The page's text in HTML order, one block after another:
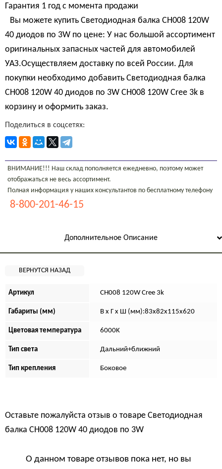
Гарантия 1 год с момента продажи
Вы можете купить Светодиодная балка CH008 120W
40 диодов по 3W по цене: У нас большой ассортимент
оригинальных запасных частей для автомобилей
УАЗ.Осуществляем доставку по всей России. Для
покупки необходимо добавить Светодиодная балка
CH008 120W 40 диодов по 3W CH008 120W Cree 3k в
корзину и оформить заказ.
Поделиться в соцсетях:
ВНИМАНИЕ!!! Наш склад пополняется ежедневно, поэтому может
отображаться не весь ассортимент.
Полная информация у наших консультантов по бесплатному телефону
8-800-201-46-15
Дополнительное Описание
Артикул CH008 120W Cree 3k
Габариты (мм) В х Г х Ш (мм):83х82х115х620
Цветовая температура 6000K
Тип света Дальний+ближний
Тип крепления Боковое
Оставьте пожалуйста отзыв о товаре Светодиодная
балка CH008 120W 40 диодов по 3W
О данном товаре отзывов пока нет, но вы